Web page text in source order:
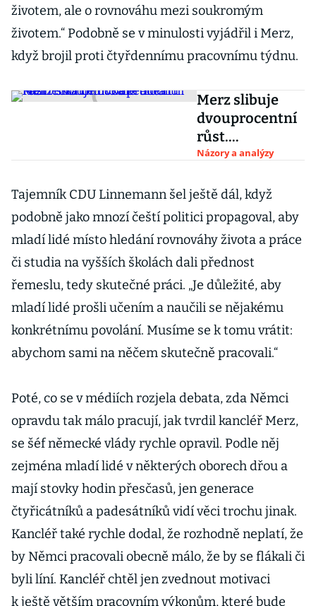
životem, ale o rovnováhu mezi soukromým
životem.“ Podobně se v minulosti vyjádřil i Merz,
když brojil proti čtyřdennímu pracovnímu týdnu.
Merz slibuje
dvouprocentní
růst.
Ekonomická
Německa mu to
ale trochu kazí
Názory a analýzy
Tajemník CDU Linnemann šel ještě dál, když
podobně jako mnozí čeští politici propagoval, aby
mladí lidé místo hledání rovnováhy života a práce
či studia na vyšších školách dali přednost
řemeslu, tedy skutečné práci. „Je důležité, aby
mladí lidé prošli učením a naučili se nějakému
konkrétnímu povolání. Musíme se k tomu vrátit:
abychom sami na něčem skutečně pracovali.“
Poté, co se v médiích rozjela debata, zda Němci
opravdu tak málo pracují, jak tvrdil kancléř Merz,
se šéf německé vlády rychle opravil. Podle něj
zejména mladí lidé v některých oborech dřou a
mají stovky hodin přesčasů, jen generace
čtyřicátníků a padesátníků vidí věci trochu jinak.
Kancléř také rychle dodal, že rozhodně neplatí, že
by Němci pracovali obecně málo, že by se flákali či
byli líní. Kancléř chtěl jen zvednout motivaci
k ještě větším pracovním výkonům, které bude